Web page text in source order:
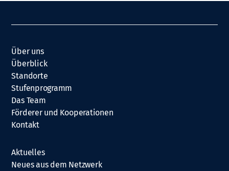
Über uns
Überblick
Standorte
Stufenprogramm
Das Team
Förderer und Kooperationen
Kontakt
Aktuelles
Neues aus dem Netzwerk